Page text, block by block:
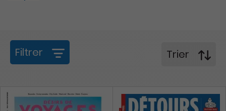
Filtrer Trier